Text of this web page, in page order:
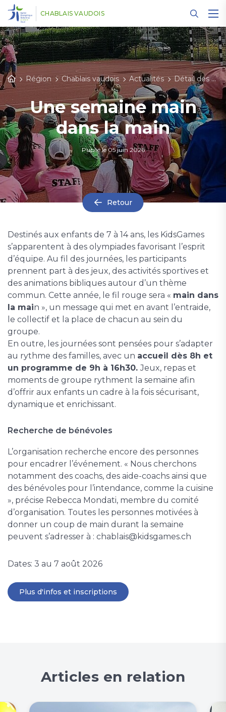
CHABLAIS VAUDOIS
Région Chablais vaudois Actualités Détail des actualités
Une semaine main
dans la main
Publié le05 juin 2026
Retour
Destinés aux enfants de 7 à 14 ans, les KidsGames
s’apparentent à des olympiades favorisant l’esprit
d’équipe. Au fil des journées, les participants
prennent part à des jeux, des activités sportives et
des animations bibliques autour d’un thème
commun. Cette année, le fil rouge sera « main dans
la main », un message qui met en avant l’entraide,
le collectif et la place de chacun au sein du
groupe.
En outre, les journées sont pensées pour s’adapter
au rythme des familles, avec un accueil dès 8h et
un programme de 9h à 16h30.Jeux, repas et
moments de groupe rythment la semaine afin
d’offrir aux enfants un cadre à la fois sécurisant,
dynamique et enrichissant.
Recherche de bénévoles
L’organisation recherche encore des personnes
pour encadrer l’événement. « Nous cherchons
notamment des coachs, des aide-coachs ainsi que
des bénévoles pour l’intendance, comme la cuisine
», précise Rebecca Mondati, membre du comité
d’organisation. Toutes les personnes motivées à
donner un coup de main durant la semaine
peuvent s’adresser à : chablais@kidsgames.ch
Dates: 3 au 7 août 2026
Plus d'infos et inscriptions
Articles en relation
Panneau de gestion des cookies